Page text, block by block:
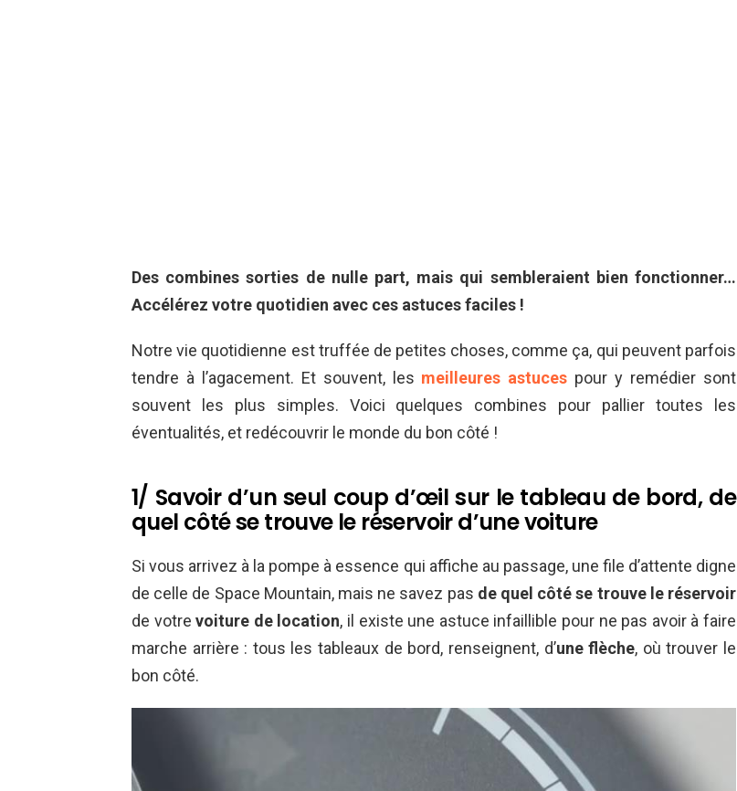
Des combines sorties de nulle part, mais qui sembleraient bien fonctionner…
Accélérez votre quotidien avec ces astuces faciles !
Notre vie quotidienne est truffée de petites choses, comme ça, qui peuvent parfois
tendre à l’agacement. Et souvent, les meilleures astuces pour y remédier sont
souvent les plus simples. Voici quelques combines pour pallier toutes les
éventualités, et redécouvrir le monde du bon côté !
1/ Savoir d’un seul coup d’œil sur le tableau de bord, de
quel côté se trouve le réservoir d’une voiture
Si vous arrivez à la pompe à essence qui affiche au passage, une file d’attente digne
de celle de Space Mountain, mais ne savez pas de quel côté se trouve le réservoir
de votrevoiture de location, il existe une astuce infaillible pour ne pas avoir à faire
marche arrière : tous les tableaux de bord, renseignent, d’une flèche, où trouver le
bon côté.